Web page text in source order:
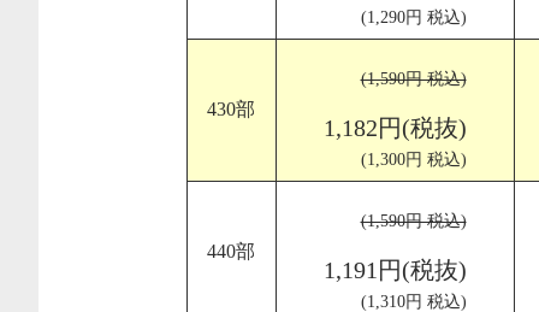
(1,290円 税込)
430部
(1,590円 税込)
1,182円(税抜)
(1,300円 税込)
440部
(1,590円 税込)
1,191円(税抜)
(1,310円 税込)